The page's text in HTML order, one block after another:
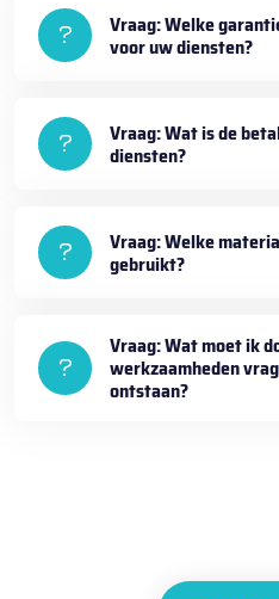
Vraag: Welke
voor uw diensten?
Vraag: Wat is de
diensten?
Vraag: Welke
gebruikt?
Vraag: Wat moet ik
werkzaamheden
ontstaan?